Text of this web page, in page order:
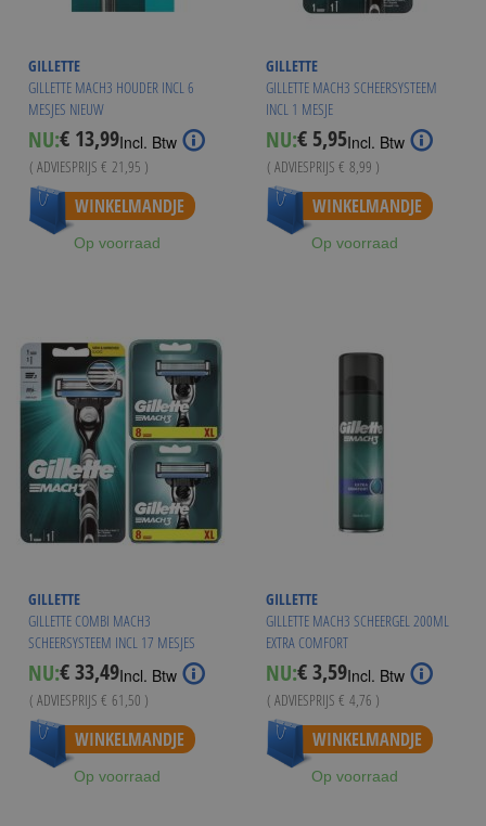
GILLETTE
GILLETTE MACH3 HOUDER INCL 6
MESJES NIEUW
NU:Special
Price
€ 13,99Incl. Btw
( ADVIESPRIJS € 21,95 )
WINKELMANDJE
Op voorraad
GILLETTE
GILLETTE MACH3 SCHEERSYSTEEM
INCL 1 MESJE
NU:Special
Price
€ 5,95Incl. Btw
( ADVIESPRIJS € 8,99 )
WINKELMANDJE
Op voorraad
GILLETTE
GILLETTE COMBI MACH3
SCHEERSYSTEEM INCL 17 MESJES
NU:Special
Price
€ 33,49Incl. Btw
( ADVIESPRIJS € 61,50 )
WINKELMANDJE
Op voorraad
GILLETTE
GILLETTE MACH3 SCHEERGEL 200ML
EXTRA COMFORT
NU:Special
Price
€ 3,59Incl. Btw
( ADVIESPRIJS € 4,76 )
WINKELMANDJE
Op voorraad